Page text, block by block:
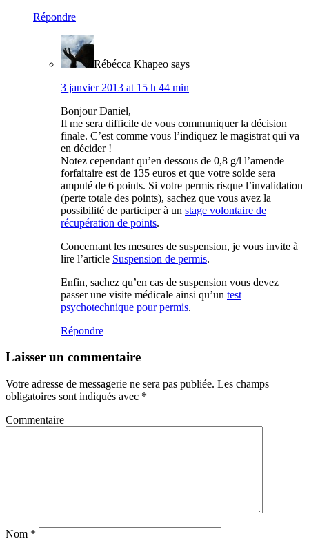
Répondre
Rébécca Khapeo says
3 janvier 2013 at 15 h 44 min
Bonjour Daniel,
Il me sera difficile de vous communiquer la décision
finale. C’est comme vous l’indiquez le magistrat qui va
en décider !
Notez cependant qu’en dessous de 0,8 g/l l’amende
forfaitaire est de 135 euros et que votre solde sera
amputé de 6 points. Si votre permis risque l’invalidation
(perte totale des points), sachez que vous avez la
possibilité de participer à un stage volontaire de
récupération de points.
Concernant les mesures de suspension, je vous invite à
lire l’article Suspension de permis.
Enfin, sachez qu’en cas de suspension vous devez
passer une visite médicale ainsi qu’un test
psychotechnique pour permis.
Répondre
Laisser un commentaire
Votre adresse de messagerie ne sera pas publiée. Les champs
obligatoires sont indiqués avec *
Commentaire
Nom *